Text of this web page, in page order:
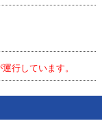
行しています。